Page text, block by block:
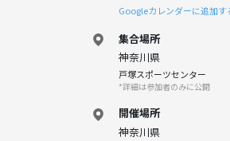
Googleカレンダーに追加す
集合場所
神奈川県
戸塚スポーツセンター
*詳細は参加者のみに公開
開催場所
神奈川県